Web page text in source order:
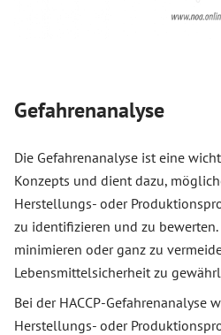
Gefahrenanalyse
Die Gefahrenanalyse ist eine
Konzepts und dient dazu,
Herstellungs- oder
zu identifizieren und zu
minimieren oder ganz zu
Lebensmittelsicherheit zu
Bei der HACCP-Gefahrenanalyse
Herstellungs- oder